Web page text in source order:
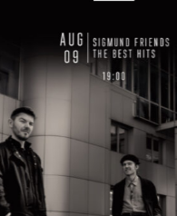
Ціна:
Виконавці:
Павло
(Рояль,)/Денис Дудко
Олександр Люлякін (